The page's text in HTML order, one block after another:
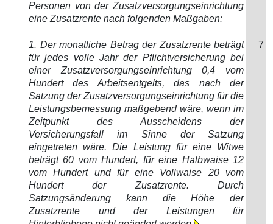
Personen von der Zusatzversorgungseinrichtung
eine Zusatzrente nach folgenden Maßgaben:
1. Der monatliche Betrag der Zusatzrente beträgt
für jedes volle Jahr der Pflichtversicherung bei
einer Zusatzversorgungseinrichtung 0,4 vom
Hundert des Arbeitsentgelts, das nach der
Satzung der Zusatzversorgungseinrichtung für die
Leistungsbemessung maßgebend wäre, wenn im
Zeitpunkt des Ausscheidens der
Versicherungsfall im Sinne der Satzung
eingetreten wäre. Die Leistung für eine Witwe
beträgt 60 vom Hundert, für eine Halbwaise 12
vom Hundert und für eine Vollwaise 20 vom
Hundert der Zusatzrente. Durch
Satzungsänderung kann die Höhe der
Zusatzrente und der Leistungen für
7